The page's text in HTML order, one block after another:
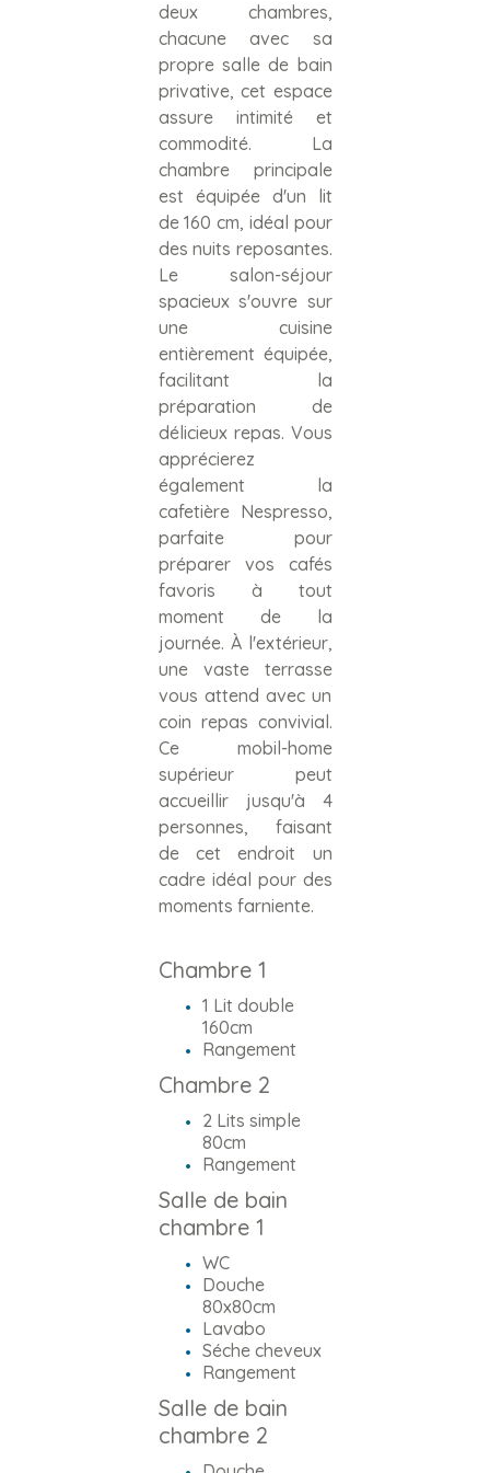
deux chambres,
chacune avec sa
propre salle de bain
privative, cet espace
assure intimité et
commodité. La
chambre principale
est équipée d'un lit
de 160 cm, idéal pour
des nuits reposantes.
Le salon-séjour
spacieux s'ouvre sur
une cuisine
entièrement équipée,
facilitant la
préparation de
délicieux repas. Vous
apprécierez
également la
cafetière Nespresso,
parfaite pour
préparer vos cafés
favoris à tout
moment de la
journée. À l'extérieur,
une vaste terrasse
vous attend avec un
coin repas convivial.
Ce mobil-home
supérieur peut
accueillir jusqu'à 4
personnes, faisant
de cet endroit un
cadre idéal pour des
moments farniente.
Chambre 1
1 Lit double
160cm
Rangement
Chambre 2
2 Lits simple
80cm
Rangement
Salle de bain
chambre 1
WC
Douche
80x80cm
Lavabo
Séche cheveux
Rangement
Salle de bain
chambre 2